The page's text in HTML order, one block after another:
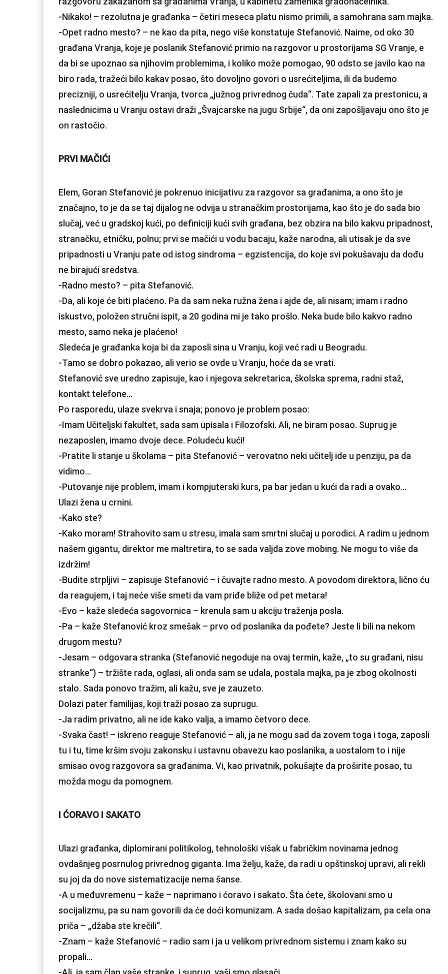
-Nikako! – rezolutna je građanka – četiri meseca platu nismo primili, a samohrana sam majka.
-Opet radno mesto? – ne kao da pita, nego više konstatuje Stefanović. Naime, od oko 30
građana Vranja, koje je poslanik Stefanović primio na razgovor u prostorijama SG Vranje, e
da bi se upoznao sa njihovim problemima, i koliko može pomogao, 90 odsto se javilo kao na
biro rada, tražeći bilo kakav posao, što dovoljno govori o usrećiteljima, ili da budemo
precizniji, o usrećitelju Vranja, tvorca „južnog privrednog čuda“. Tate zapali za prestonicu, a
naslednicima u Vranju ostavi draži „Švajcarske na jugu Srbije“, da oni zapošljavaju ono što je
on rastočio.
PRVI MAČIĆI
Elem, Goran Stefanović je pokrenuo inicijativu za razgovor sa građanima, a ono što je
značajno, to je da se taj dijalog ne odvija u stranačkim prostorijama, kao što je do sada bio
slučaj, već u gradskoj kući, po definiciji kući svih građana, bez obzira na bilo kakvu pripadnost,
stranačku, etničku, polnu; prvi se mačići u vodu bacaju, kaže narodna, ali utisak je da sve
pripadnosti u Vranju pate od istog sindroma – egzistencija, do koje svi pokušavaju da dođu
ne birajući sredstva.
-Radno mesto? – pita Stefanović.
-Da, ali koje će biti plaćeno. Pa da sam neka ružna žena i ajde de, ali nisam; imam i radno
iskustvo, položen stručni ispit, a 20 godina mi je tako prošlo. Neka bude bilo kakvo radno
mesto, samo neka je plaćeno!
Sledeća je građanka koja bi da zaposli sina u Vranju, koji već radi u Beogradu.
-Tamo se dobro pokazao, ali verio se ovde u Vranju, hoće da se vrati.
Stefanović sve uredno zapisuje, kao i njegova sekretarica, školska sprema, radni staž,
kontakt telefone…
Po rasporedu, ulaze svekrva i snaja; ponovo je problem posao:
-Imam Učiteljski fakultet, sada sam upisala i Filozofski. Ali, ne biram posao. Suprug je
nezaposlen, imamo dvoje dece. Poludeću kući!
-Pratite li stanje u školama – pita Stefanović – verovatno neki učitelj ide u penziju, pa da
vidimo…
-Putovanje nije problem, imam i kompjuterski kurs, pa bar jedan u kući da radi a ovako…
Ulazi žena u crnini.
-Kako ste?
-Kako moram! Strahovito sam u stresu, imala sam smrtni slučaj u porodici. A radim u jednom
našem gigantu, direktor me maltretira, to se sada valjda zove mobing. Ne mogu to više da
izdržim!
-Budite strpljivi – zapisuje Stefanović – i čuvajte radno mesto. A povodom direktora, lično ću
da reagujem, i taj neće više smeti da vam priđe bliže od pet metara!
-Evo – kaže sledeća sagovornica – krenula sam u akciju traženja posla.
-Pa – kaže Stefanović kroz smešak – prvo od poslanika da pođete? Jeste li bili na nekom
drugom mestu?
-Jesam – odgovara stranka (Stefanović negoduje na ovaj termin, kaže, „to su građani, nisu
stranke“) – tržište rada, oglasi, ali onda sam se udala, postala majka, pa je zbog okolnosti
stalo. Sada ponovo tražim, ali kažu, sve je zauzeto.
Dolazi pater familijas, koji traži posao za suprugu.
-Ja radim privatno, ali ne ide kako valja, a imamo četvoro dece.
-Svaka čast! – iskreno reaguje Stefanović – ali, ja ne mogu sad da zovem toga i toga, zaposli
tu i tu, time kršim svoju zakonsku i ustavnu obavezu kao poslanika, a uostalom to i nije
smisao ovog razgovora sa građanima. Vi, kao privatnik, pokušajte da proširite posao, tu
možda mogu da pomognem.
I ĆORAVO I SAKATO
Ulazi građanka, diplomirani politikolog, tehnološki višak u fabričkim novinama jednog
ovdašnjeg posrnulog privrednog giganta. Ima želju, kaže, da radi u opštinskoj upravi, ali rekli
su joj da do nove sistematizacije nema šanse.
-A u međuvremenu – kaže – naprimano i ćoravo i sakato. Šta ćete, školovani smo u
socijalizmu, pa su nam govorili da će doći komunizam. A sada došao kapitalizam, pa cela ona
priča – „džaba ste krečili“.
-Znam – kaže Stefanović – radio sam i ja u velikom privrednom sistemu i znam kako su
propali…